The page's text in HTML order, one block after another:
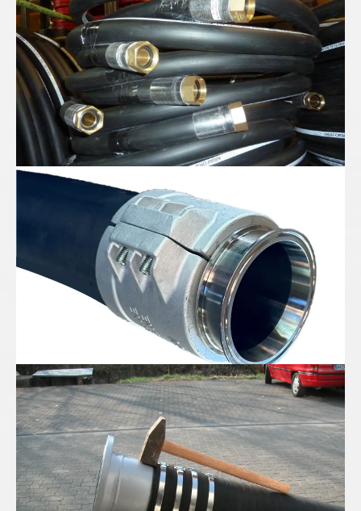
Gummispiralschlauch DN100
Spiral Saug-Druckschlauch in DN300